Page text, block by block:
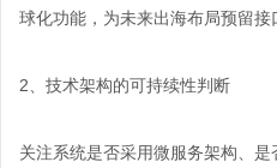
球化功能，为未来出海布局预留接
2、技术架构的可持续性判断
关注系统是否采用微服务架构、